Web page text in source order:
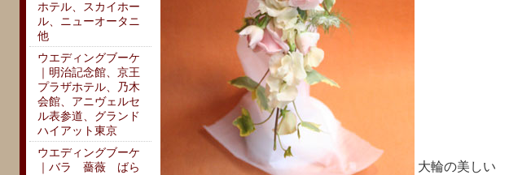
大輪の美しい
ホテル、スカイホー
ル、ニューオータニ
他
ウエディングブーケ
｜明治記念館、京王
プラザホテル、乃木
会館、アニヴェルセ
ル表参道、グランド
ハイアット東京
ウエディングブーケ
｜バラ 薔薇 ばら